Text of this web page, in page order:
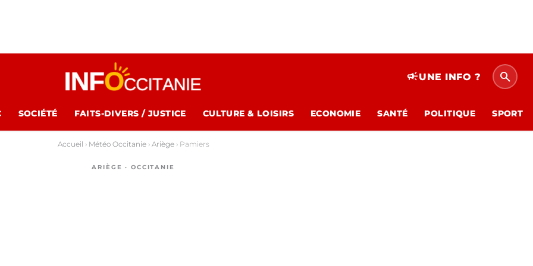
campaignUNE INFO ? search
SOCIÉTÉ FAITS-DIVERS / JUSTICE CULTURE & LOISIRS ECONOMIE SANTÉ POLITIQUE SPORT
Accueil › Météo Occitanie› Ariège› Pamiers
ARIÈGE · OCCITANIE